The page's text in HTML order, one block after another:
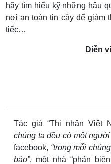
hãy tìm hiểu kỹ những hậu
nơi an toàn tin cậy để giảm
tiếc…
Diễn
Tác giả “Thi nhân Việt
chúng ta đều có một người
facebook, “trong mỗi
báo”, một nhà “phản